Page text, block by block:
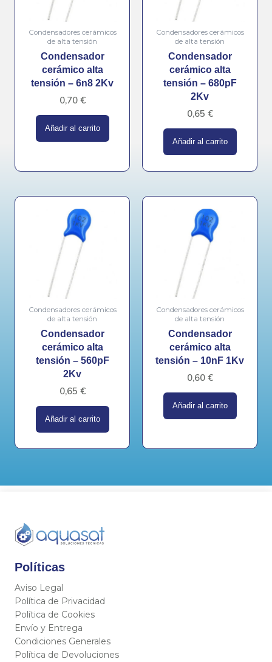
Condensadores cerámicos
de alta tensión
Condensador
cerámico alta
tensión – 6n8 2Kv
0,70 €
Añadir al carrito
Condensadores cerámicos
de alta tensión
Condensador
cerámico alta
tensión – 680pF
2Kv
0,65 €
Añadir al carrito
Condensadores cerámicos
de alta tensión
Condensador
cerámico alta
tensión – 560pF
2Kv
0,65 €
Añadir al carrito
Condensadores cerámicos
de alta tensión
Condensador
cerámico alta
tensión – 10nF 1Kv
0,60 €
Añadir al carrito
Políticas
Aviso Legal
Política de Privacidad
Política de Cookies
Envío y Entrega
Condiciones Generales
Política de Devoluciones